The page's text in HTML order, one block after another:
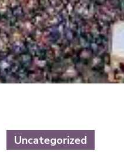
Uncategorized